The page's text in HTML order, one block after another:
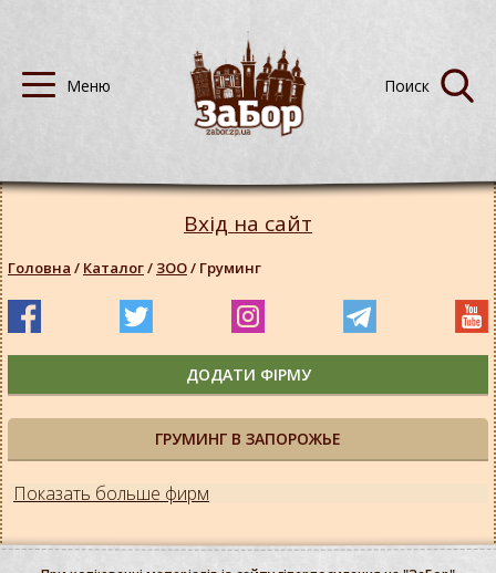
ГРУМИНГ В ЗАПОРОЖЬЕ
Показать больше фирм
Вхід на сайт
Головна / Каталог/ ЗОО/ Груминг
ДОДАТИ ФІРМУ